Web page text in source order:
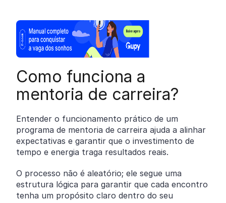
Como funciona a
mentoria de carreira?
Entender o funcionamento prático de um
programa de mentoria de carreira ajuda a alinhar
expectativas e garantir que o investimento de
tempo e energia traga resultados reais.
O processo não é aleatório; ele segue uma
estrutura lógica para garantir que cada encontro
tenha um propósito claro dentro do seu